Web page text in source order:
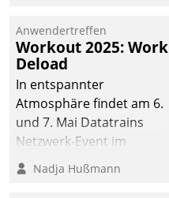
Anwendertreffen
Workout 2025: Work
Deload
In entspannter
Atmosphäre findet am 6.
und 7. Mai Datatrains
Netzwerk-Event im
Kunden- und Partnerkreis
statt. Zentrale Frage: Wie
Nadja Hußmann